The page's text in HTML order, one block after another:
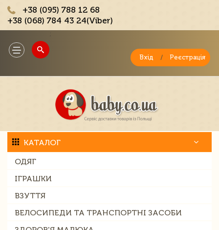
+38 (095) 788 12 68
+38 (068) 784 43 24(Viber)
Toggle
navigation
Вхід / Реєстрація
КАТАЛОГ
ОДЯГ
ІГРАШКИ
ВЗУТТЯ
ВЕЛОСИПЕДИ ТА ТРАНСПОРТНІ ЗАСОБИ